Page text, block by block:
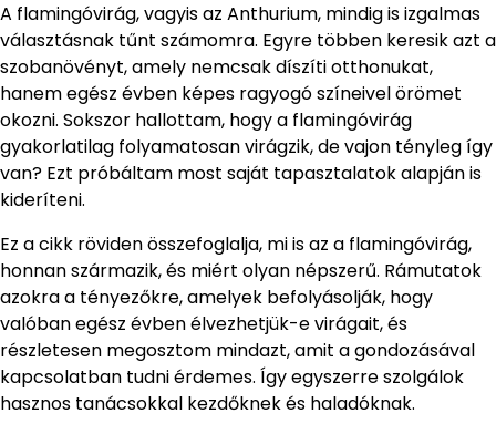
A flamingóvirág, vagyis az Anthurium, mindig is izgalmas
választásnak tűnt számomra. Egyre többen keresik azt a
szobanövényt, amely nemcsak díszíti otthonukat,
hanem egész évben képes ragyogó színeivel örömet
okozni. Sokszor hallottam, hogy a flamingóvirág
gyakorlatilag folyamatosan virágzik, de vajon tényleg így
van? Ezt próbáltam most saját tapasztalatok alapján is
kideríteni.
Ez a cikk röviden összefoglalja, mi is az a flamingóvirág,
honnan származik, és miért olyan népszerű. Rámutatok
azokra a tényezőkre, amelyek befolyásolják, hogy
valóban egész évben élvezhetjük-e virágait, és
részletesen megosztom mindazt, amit a gondozásával
kapcsolatban tudni érdemes. Így egyszerre szolgálok
hasznos tanácsokkal kezdőknek és haladóknak.